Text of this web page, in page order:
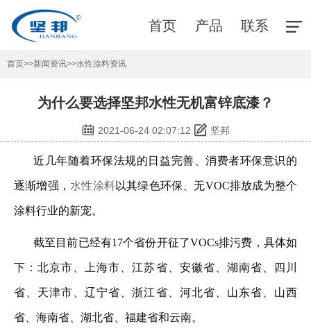
首页 产品 联系
首页>>新闻资讯>>水性涂料资讯
为什么要选择坚邦水性无机富锌底漆？
2021-06-24 02:07:12 坚邦
近几年随着环保法规的日益完善、消费者环保意识的
逐渐增强， 水性涂料以其绿色环保、无VOC排放成为整个
涂料行业的新宠。
截至目前已经有17个省份开征了VOCs排污费，具体如
下：北京市、上海市、江苏省、安徽省、湖南省、四川
省、天津市、辽宁省、浙江省、河北省、山东省、山西
省、海南省、湖北省、福建省和云南。